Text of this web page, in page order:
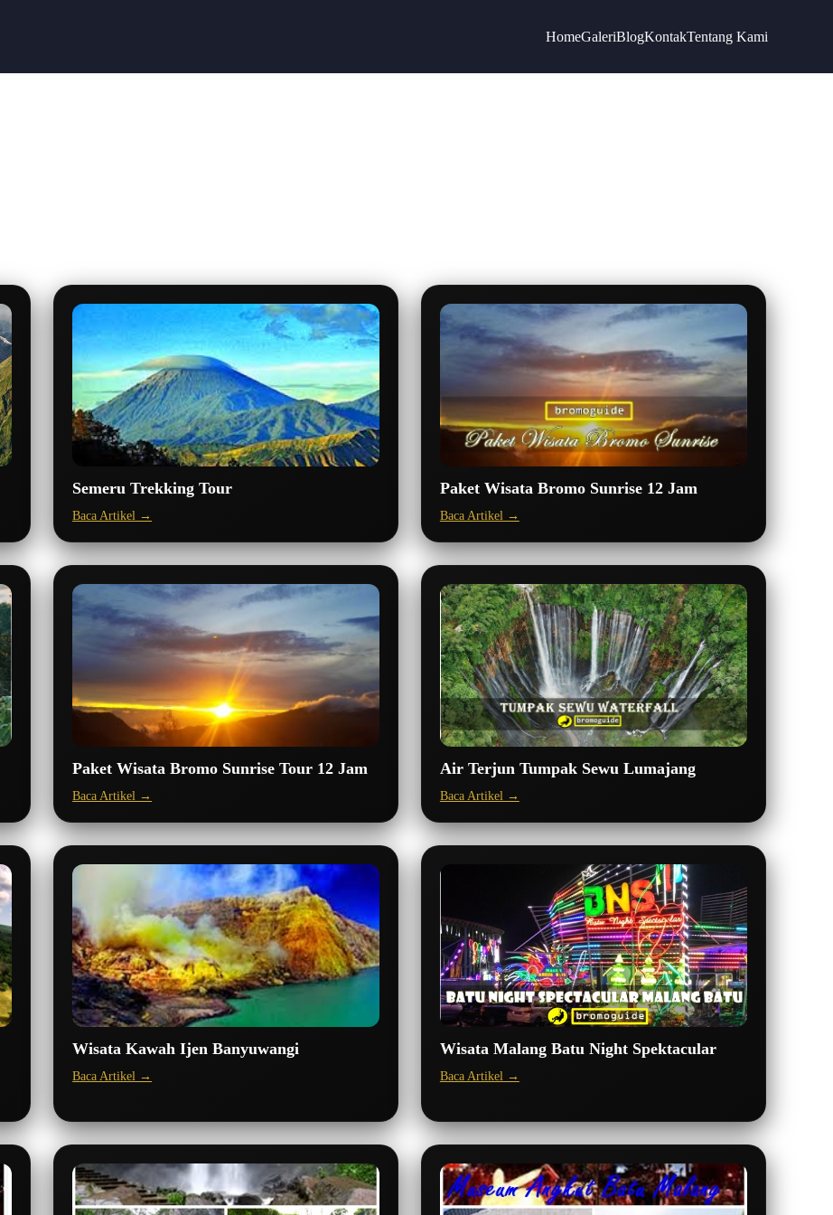
HomeGaleriBlogKontakTentang Kami
Semeru Trekking Tour
Baca Artikel →
Paket Wisata Bromo Sunrise 12 Jam
Baca Artikel →
Paket Wisata Bromo Sunrise Tour 12 Jam
Baca Artikel →
Air Terjun Tumpak Sewu Lumajang
Baca Artikel →
Wisata Kawah Ijen Banyuwangi
Baca Artikel →
Wisata Malang Batu Night Spektacular
Baca Artikel →